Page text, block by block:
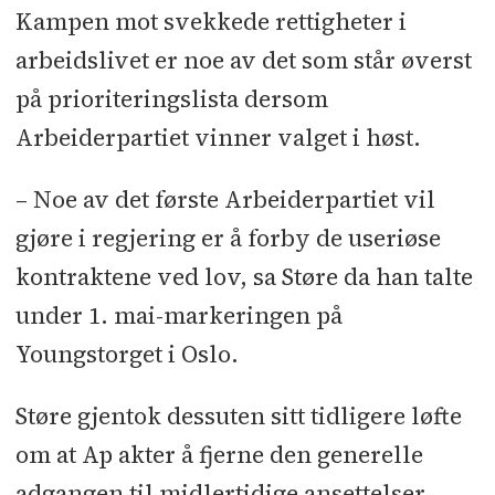
Kampen mot svekkede rettigheter i
arbeidslivet er noe av det som står øverst
på prioriteringslista dersom
Arbeiderpartiet vinner valget i høst.
– Noe av det første Arbeiderpartiet vil
gjøre i regjering er å forby de useriøse
kontraktene ved lov, sa Støre da han talte
under 1. mai-markeringen på
Youngstorget i Oslo.
Støre gjentok dessuten sitt tidligere løfte
om at Ap akter å fjerne den generelle